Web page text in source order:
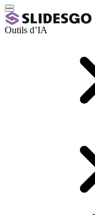
Outils d’IA